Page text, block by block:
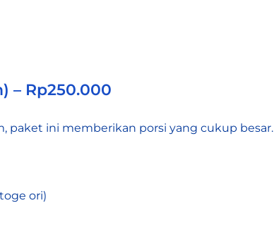
– Rp250.000
paket ini memberikan porsi yang cukup besar.
ori)